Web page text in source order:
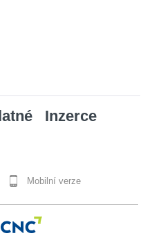
Inzerce
Mobilní verze